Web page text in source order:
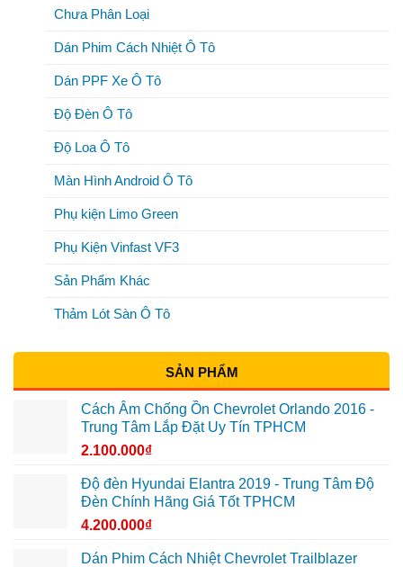
Chưa Phân Loại
Dán Phim Cách Nhiệt Ô Tô
Dán PPF Xe Ô Tô
Độ Đèn Ô Tô
Độ Loa Ô Tô
Màn Hình Android Ô Tô
Phụ kiện Limo Green
Phụ Kiện Vinfast VF3
Sản Phẩm Khác
Thảm Lót Sàn Ô Tô
SẢN PHẨM
Cách Âm Chống Ồn Chevrolet Orlando 2016 -
Trung Tâm Lắp Đặt Uy Tín TPHCM
2.100.000₫
Độ đèn Hyundai Elantra 2019 - Trung Tâm Độ
Đèn Chính Hãng Giá Tốt TPHCM
4.200.000₫
Dán Phim Cách Nhiệt Chevrolet Trailblazer